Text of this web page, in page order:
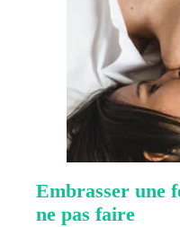
Embrasser une
ne pas faire